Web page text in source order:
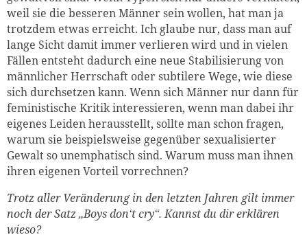
weil sie die besseren Männer sein wollen, hat man ja
trotzdem etwas erreicht. Ich glaube nur, dass man auf
lange Sicht damit immer verlieren wird und in vielen
Fällen entsteht dadurch eine neue Stabilisierung von
männlicher Herrschaft oder subtilere Wege, wie diese
sich durchsetzen kann. Wenn sich Männer nur dann für
feministische Kritik interessieren, wenn man dabei ihr
eigenes Leiden herausstellt, sollte man schon fragen,
warum sie beispielsweise gegenüber sexualisierter
Gewalt so unemphatisch sind. Warum muss man ihnen
ihren eigenen Vorteil vorrechnen?
Trotz aller Veränderung in den letzten Jahren gilt immer
noch der Satz „Boys don‘t cry“. Kannst du dir erklären
wieso?